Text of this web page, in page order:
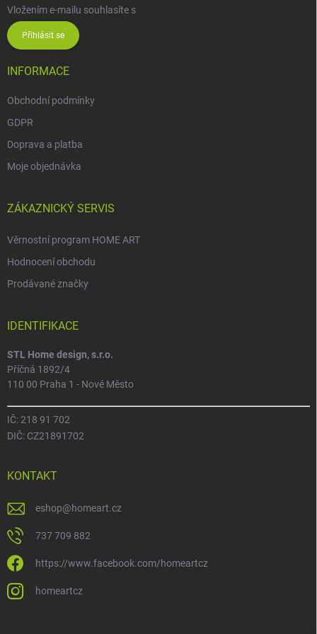
Vložením e-mailu souhlasíte s
Přihlásit se
INFORMACE
Obchodní podmínky
GDPR
Doprava a platba
Moje objednávka
ZÁKAZNICKÝ SERVIS
Věrnostní program HOME ART
Hodnocení obchodu
Prodávané značky
IDENTIFIKACE
STL Home design, s.r.o.
Příčná 1892/4
110 00 Praha 1 - Nové Město
IČ: 218 91 702
DIČ: CZ21891702
KONTAKT
eshop@homeart.cz
737 709 882
https://www.facebook.com/homeartcz
homeartcz